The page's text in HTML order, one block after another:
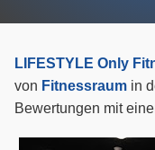
LIFESTYLE Only
von Fitnessraum in
Bewertungen mit